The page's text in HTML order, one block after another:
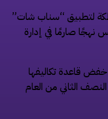
لتطبيق “سناب شات”
نهجًا صارمًا في إدارة
قاعدة تكاليفها
النصف الثاني من العام